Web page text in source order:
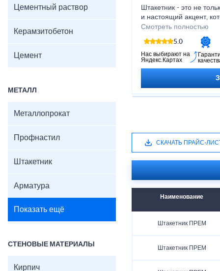
Цементный раствор
Керамзитобетон
Цемент
МЕТАЛЛ
Металлопрокат
Профнастил
Штакетник
Арматура
Показать ещё
СТЕНОВЫЕ МАТЕРИАЛЫ
Кирпич
Штакетник - это не
и настоящий акцент,
неповторимый шарм и
высококачественных
обработке, наши
долговечностью, что
использование.
Смотреть полностью
5.0
Нас выбирают на
Яндекс.Картах
СКАЧАТЬ ПРАЙС-
Наименование
Штакетник ПРЕМ
Штакетник ПРЕМ